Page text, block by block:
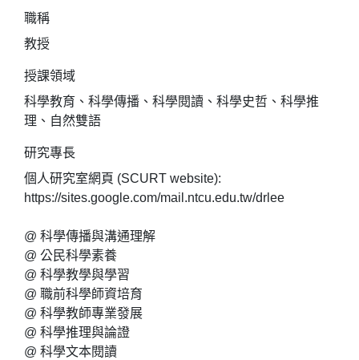
職稱
教授
授課領域
科學教育、科學傳播、科學閱讀、科學史哲、科學推
理、自然雙語
研究專長
個人研究室網頁 (SCURT website):
https://sites.google.com/mail.ntcu.edu.tw/drlee
@ 科學傳播與溝通理解
@ 公民科學素養
@ 科學教學與學習
@ 職前科學師資培育
@ 科學教師專業發展
@ 科學推理與論證
@ 科學文本閱讀